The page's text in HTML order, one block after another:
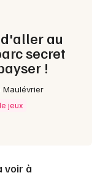
au
secret
!
Maulévrier
jeux
voir à